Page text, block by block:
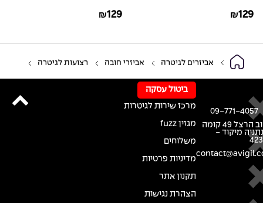
₪129
₪129
אביזרים לגיטרה אביזרי חובה רצועות לגיטרה
רחוב הרצל 49 קומה
מיקוד -
09-771-4057
ביטול עסקה
מרכז שירות לגיטרות
מגזין fuzz
משלוחים
מדיניות פרטיות
תקנון אתר
הצהרת נגישות